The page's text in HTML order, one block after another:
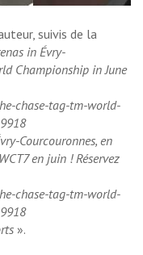
suivis de la
in Évry-
Championship in June
chase-tag-tm-world-
Courcouronnes, en
en juin ! Réservez
chase-tag-tm-world-
».